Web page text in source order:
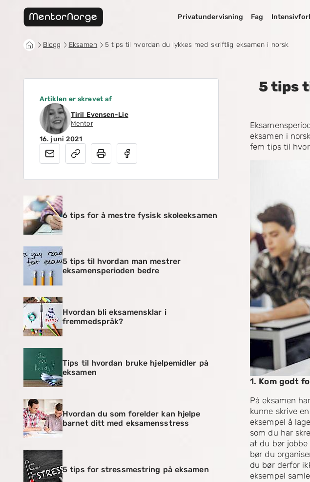
Privatundervisning Fag
Blogg Eksamen 5 tips til hvordan du lykkes med skriftlig eksamen i norsk
Artiklen er skrevet af
Tiril Evensen-Lie
Mentor
16. juni 2021
6 tips for å mestre fysisk skoleeksamen
5 tips til hvordan man mestrer
eksamensperioden bedre
Hvordan bli eksamensklar i
fremmedspråk?
Tips til hvordan bruke hjelpemidler på
eksamen
Hvordan du som forelder kan hjelpe
barnet ditt med eksamensstress
5 tips for stressmestring på eksamen
5 tips
eksamen i
fem tips til
1. Kom godt
På eksamen
kunne skrive
eksempel å
som du har
at du bør
bør du
du bør derfor
eksempel